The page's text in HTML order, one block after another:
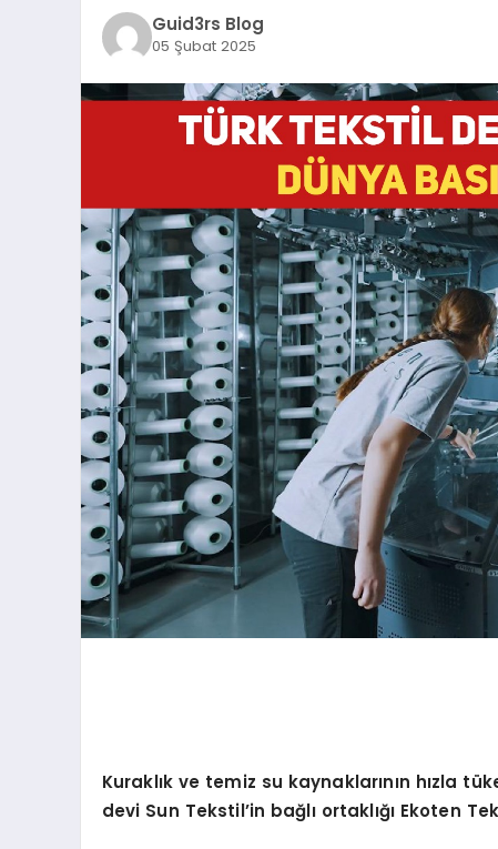
Guid3rs Blog
05 Şubat 2025
Kuraklık ve temiz su kaynaklarının hızla
devi Sun Tekstil’in bağlı ortaklığı Ekoten